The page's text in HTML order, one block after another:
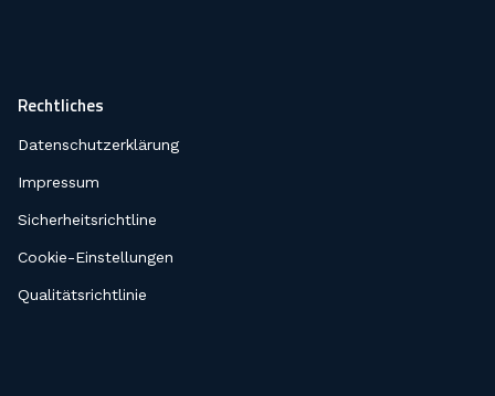
Rechtliches
Datenschutzerklärung
Impressum
Sicherheitsrichtline
Cookie-Einstellungen
Qualitätsrichtlinie